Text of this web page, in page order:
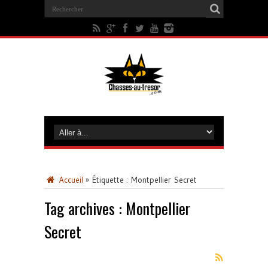
Accueil » Étiquette : Montpellier Secret
Tag archives : Montpellier
Secret